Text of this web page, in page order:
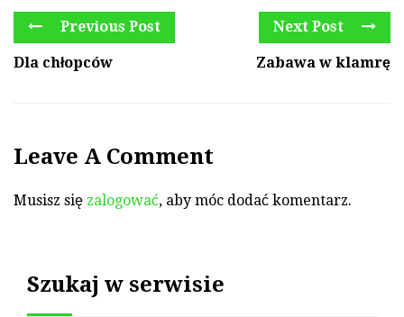
Previous Post
Dla chłopców
Next Post
Zabawa w klamrę
Leave A Comment
Musisz się zalogować, aby móc dodać komentarz.
Szukaj w serwisie